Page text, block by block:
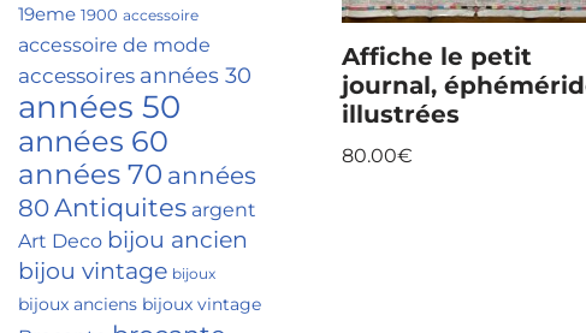
19eme 1900 accessoire
accessoire de mode
accessoires années 30
années 50
années 60
années 70 années
80Antiquites argent
Art Deco bijou ancien
bijou vintage bijoux
bijoux anciens bijoux vintage
Affiche le petit
journal,
illustrées
80.00€